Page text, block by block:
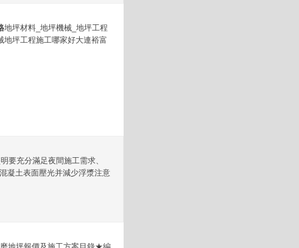
地坪材料_地坪機械_地坪工程
地坪工程施工哪家好大連裕富
要充分滿足夜間施工需求、
凝土表面壓光并減少浮漿注意